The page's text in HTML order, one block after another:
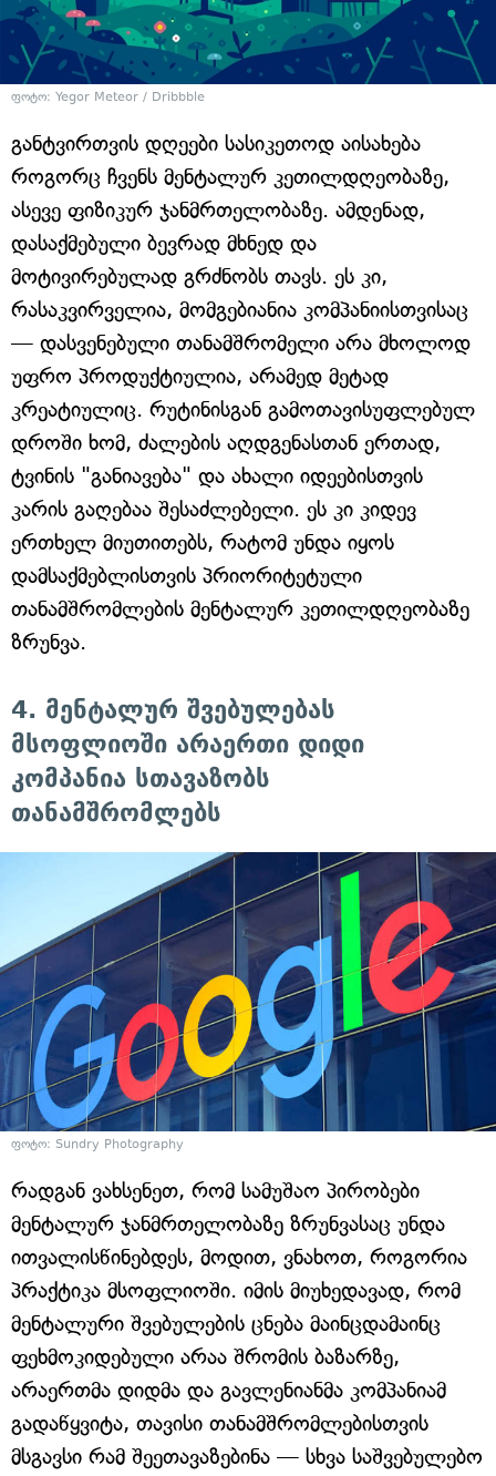
ფოტო: Yegor Meteor / Dribbble
განტვირთვის დღეები სასიკეთოდ აისახება
როგორც ჩვენს მენტალურ კეთილდღეობაზე,
ასევე ფიზიკურ ჯანმრთელობაზე. ამდენად,
დასაქმებული ბევრად მხნედ და
მოტივირებულად გრძნობს თავს. ეს კი,
რასაკვირველია, მომგებიანია კომპანიისთვისაც
— დასვენებული თანამშრომელი არა მხოლოდ
უფრო პროდუქტიულია, არამედ მეტად
კრეატიულიც. რუტინისგან გამოთავისუფლებულ
დროში ხომ, ძალების აღდგენასთან ერთად,
ტვინის "განიავება" და ახალი იდეებისთვის
კარის გაღებაა შესაძლებელი. ეს კი კიდევ
ერთხელ მიუთითებს, რატომ უნდა იყოს
დამსაქმებლისთვის პრიორიტეტული
თანამშრომლების მენტალურ კეთილდღეობაზე
ზრუნვა.
4. მენტალურ შვებულებას
მსოფლიოში არაერთი დიდი
კომპანია სთავაზობს
თანამშრომლებს
ფოტო: Sundry Photography
რადგან ვახსენეთ, რომ სამუშაო პირობები
მენტალურ ჯანმრთელობაზე ზრუნვასაც უნდა
ითვალისწინებდეს, მოდით, ვნახოთ, როგორია
პრაქტიკა მსოფლიოში. იმის მიუხედავად, რომ
მენტალური შვებულების ცნება მაინცდამაინც
ფეხმოკიდებული არაა შრომის ბაზარზე,
არაერთმა დიდმა და გავლენიანმა კომპანიამ
გადაწყვიტა, თავისი თანამშრომლებისთვის
მსგავსი რამ შეეთავაზებინა — სხვა საშვებულებო